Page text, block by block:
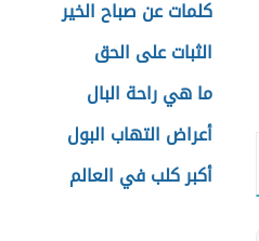
كلمات عن صباح الخير
الثبات على الحق
ما هي راحة البال
أعراض التهاب البول
أكبر كلب في العالم